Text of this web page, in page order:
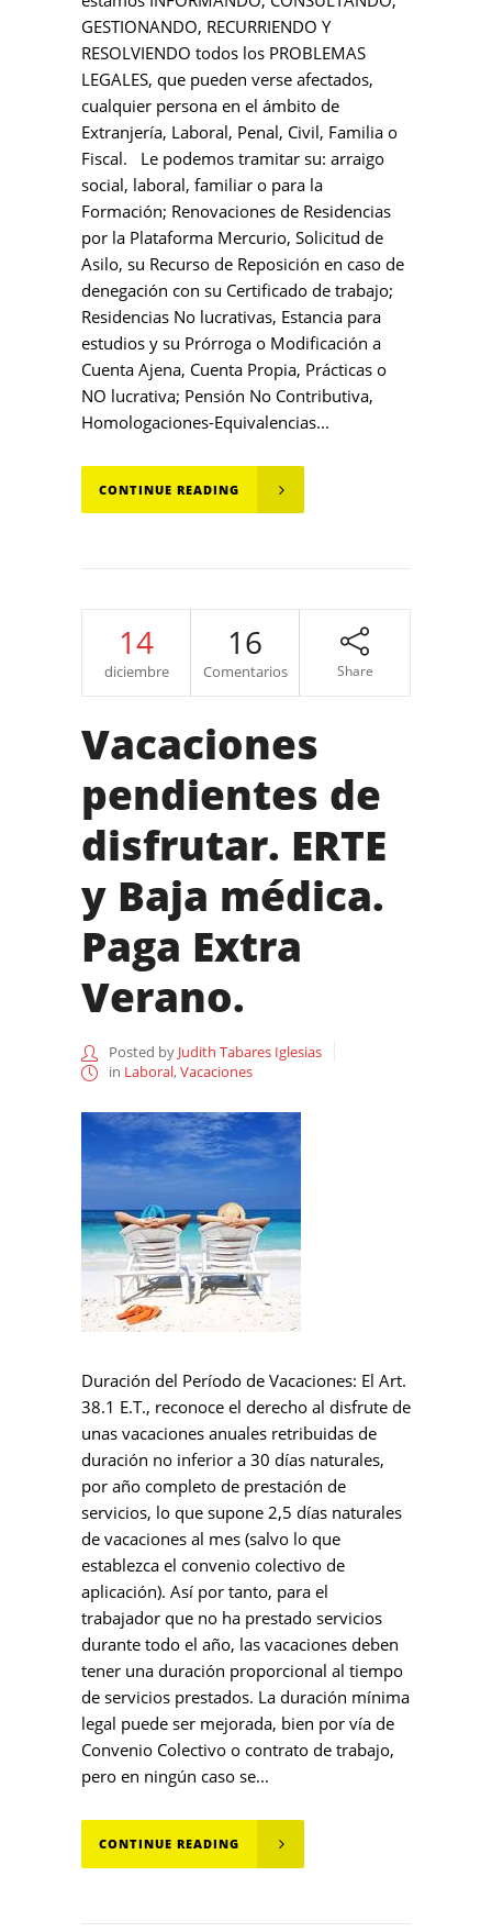
GESTIONANDO, RECURRIENDO Y
RESOLVIENDO todos los PROBLEMAS
LEGALES, que pueden verse afectados,
cualquier persona en el ámbito de
Extranjería, Laboral, Penal, Civil, Familia o
Fiscal. Le podemos tramitar su: arraigo
social, laboral, familiar o para la
Formación; Renovaciones de Residencias
por la Plataforma Mercurio, Solicitud de
Asilo, su Recurso de Reposición en caso de
denegación con su Certificado de trabajo;
Residencias No lucrativas, Estancia para
estudios y su Prórroga o Modificación a
Cuenta Ajena, Cuenta Propia, Prácticas o
NO lucrativa; Pensión No Contributiva,
Homologaciones-Equivalencias...
CONTINUE READING
14
diciembre
16
Comentarios Share
Vacaciones
pendientes de
disfrutar. ERTE
y Baja médica.
Paga Extra
Verano.
Posted by Judith Tabares Iglesias
in Laboral,Vacaciones
Duración del Período de Vacaciones: El Art.
38.1 E.T., reconoce el derecho al disfrute de
unas vacaciones anuales retribuidas de
duración no inferior a 30 días naturales,
por año completo de prestación de
servicios, lo que supone 2,5 días naturales
de vacaciones al mes (salvo lo que
establezca el convenio colectivo de
aplicación). Así por tanto, para el
trabajador que no ha prestado servicios
durante todo el año, las vacaciones deben
tener una duración proporcional al tiempo
de servicios prestados. La duración mínima
legal puede ser mejorada, bien por vía de
Convenio Colectivo o contrato de trabajo,
pero en ningún caso se...
CONTINUE READING